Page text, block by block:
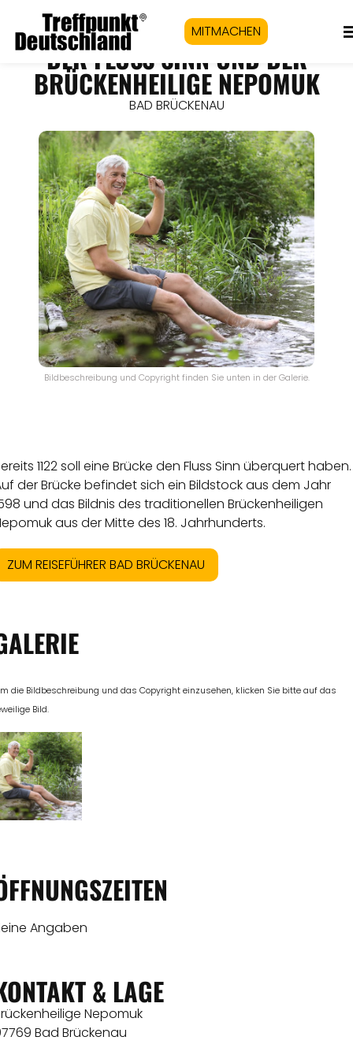
MITMACHEN
DER FLUSS SINN UND DER
BRÜCKENHEILIGE NEPOMUK
BAD BRÜCKENAU
Bildbeschreibung und Copyright finden Sie unten in der Galerie.
1122 soll eine Brücke den Fluss Sinn überquert haben.
der Brücke befindet sich ein Bildstock aus dem Jahr
und das Bildnis des traditionellen Brückenheiligen
aus der Mitte des 18. Jahrhunderts.
ZUM REISEFÜHRER BAD BRÜCKENAU
die Bildbeschreibung und das Copyright einzusehen, klicken Sie bitte auf das
Bild.
Angaben
& LAGE
Nepomuk
Bad Brückenau